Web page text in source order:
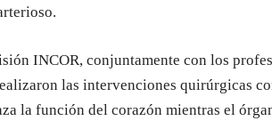
INCOR, conjuntamente con los
las intervenciones quirúrgicas
la función del corazón mientras el